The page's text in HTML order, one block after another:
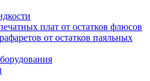
плат от остатков флюсов
от остатков паяльных